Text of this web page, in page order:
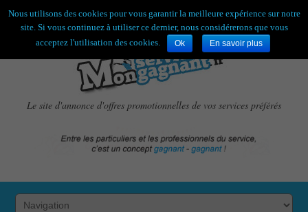
Bienvenue,visiteur ![S'enregistrer|Connexion]
Le site d'annonce d'offres promotionnelles de vos services préférés
Nous utilisons des cookies pour vous garantir la meilleure expérience sur notre
site. Si vous continuez à utiliser ce dernier, nous considérerons que vous
acceptez l'utilisation des cookies.
Ok En savoir plus